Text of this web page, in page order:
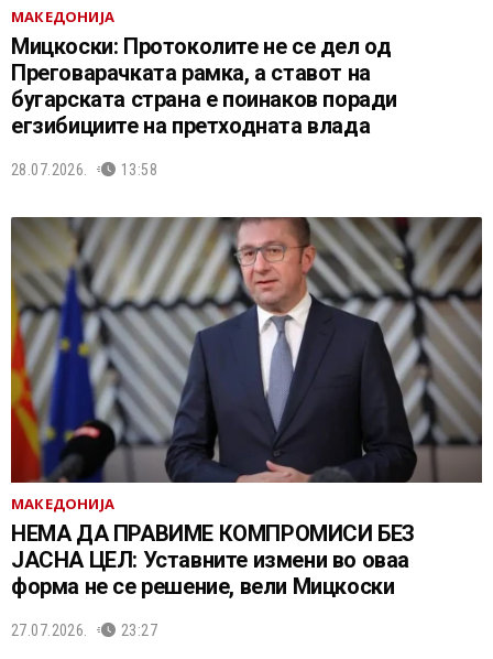
МАКЕДОНИЈА
Мицкоски: Протоколите не се дел од
Преговарачката рамка, а ставот на
бугарската страна е поинаков поради
егзибициите на претходната влада
28.07.2026. 13:58
МАКЕДОНИЈА
НЕМА ДА ПРАВИМЕ КОМПРОМИСИ БЕЗ
ЈАСНА ЦЕЛ: Уставните измени во оваа
форма не се решение, вели Мицкоски
27.07.2026. 23:27